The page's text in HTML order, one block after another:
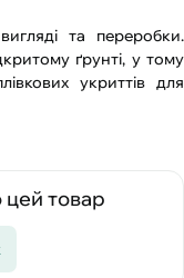
та переробки.
ґрунті, у тому
укриттів для
цей товар